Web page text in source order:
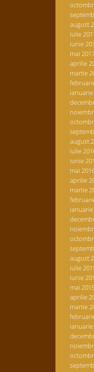
august
iulie
iunie
mai
aprilie
martie
ianuarie
august
iulie
iunie
mai
aprilie
martie
ianuarie
august
iulie
iunie
mai
aprilie
martie
ianuarie